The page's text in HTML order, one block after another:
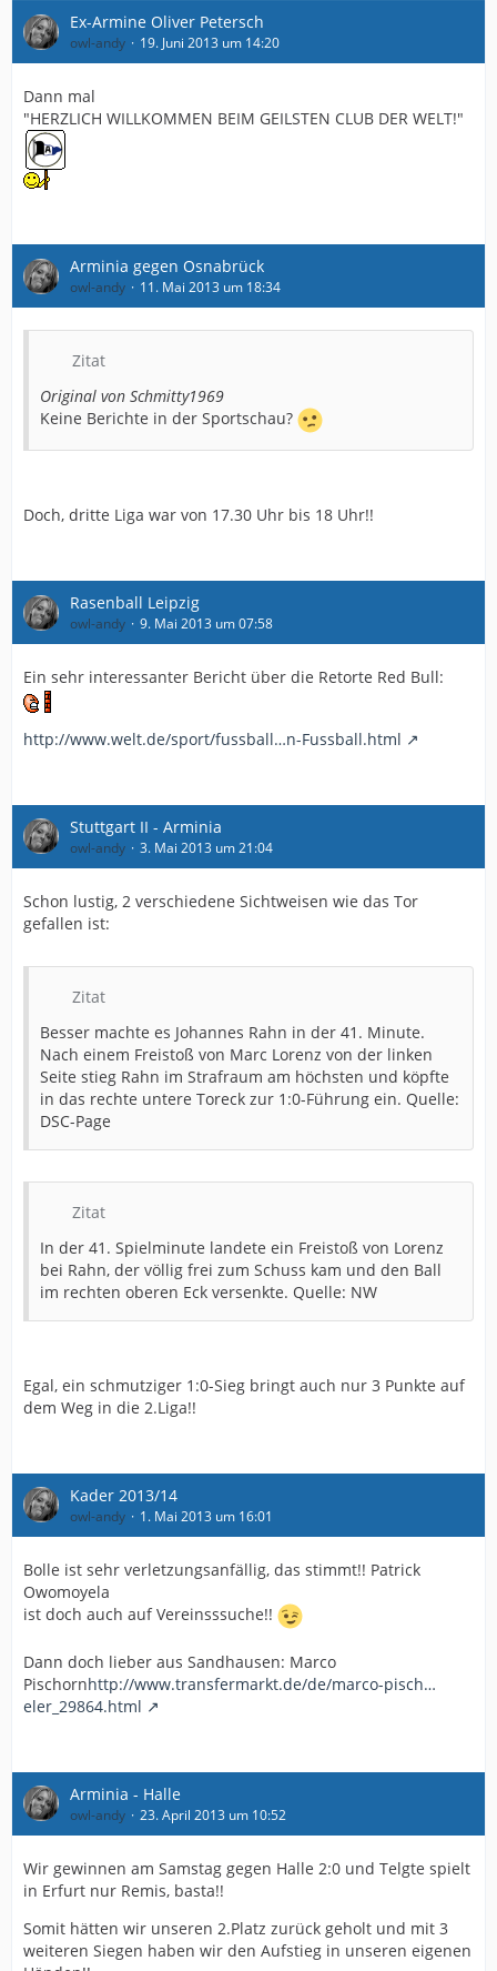
Ex-Armine Oliver Petersch
owl-andy 19. Juni 2013 um 14:20
Dann mal
"HERZLICH WILLKOMMEN BEIM GEILSTEN CLUB DER WELT!"
Arminia gegen Osnabrück
owl-andy 11. Mai 2013 um 18:34
Zitat
Original von Schmitty1969
Keine Berichte in der Sportschau?
Doch, dritte Liga war von 17.30 Uhr bis 18 Uhr!!
Rasenball Leipzig
owl-andy 9. Mai 2013 um 07:58
Ein sehr interessanter Bericht über die Retorte Red Bull:
http://www.welt.de/sport/fussball…n-Fussball.html
Stuttgart II - Arminia
owl-andy 3. Mai 2013 um 21:04
Schon lustig, 2 verschiedene Sichtweisen wie das Tor
gefallen ist:
Zitat
Besser machte es Johannes Rahn in der 41. Minute.
Nach einem Freistoß von Marc Lorenz von der linken
Seite stieg Rahn im Strafraum am höchsten und köpfte
in das rechte untere Toreck zur 1:0-Führung ein. Quelle:
DSC-Page
Zitat
In der 41. Spielminute landete ein Freistoß von Lorenz
bei Rahn, der völlig frei zum Schuss kam und den Ball
im rechten oberen Eck versenkte. Quelle: NW
Egal, ein schmutziger 1:0-Sieg bringt auch nur 3 Punkte auf
dem Weg in die 2.Liga!!
Kader 2013/14
owl-andy 1. Mai 2013 um 16:01
Bolle ist sehr verletzungsanfällig, das stimmt!! Patrick
Owomoyela
ist doch auch auf Vereinsssuche!!
Dann doch lieber aus Sandhausen: Marco
Pischornhttp://www.transfermarkt.de/de/marco-pisch…
eler_29864.html
Arminia - Halle
owl-andy 23. April 2013 um 10:52
Wir gewinnen am Samstag gegen Halle 2:0 und Telgte spielt
in Erfurt nur Remis, basta!!
Somit hätten wir unseren 2.Platz zurück geholt und mit 3
weiteren Siegen haben wir den Aufstieg in unseren eigenen